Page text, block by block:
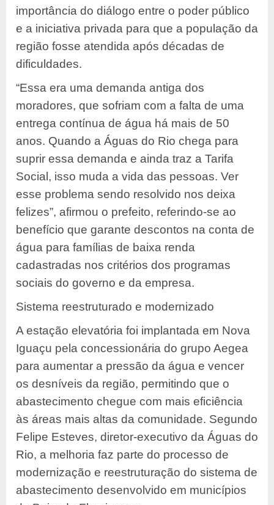
importância do diálogo entre o poder público
e a iniciativa privada para que a população da
região fosse atendida após décadas de
dificuldades.
“Essa era uma demanda antiga dos
moradores, que sofriam com a falta de uma
entrega contínua de água há mais de 50
anos. Quando a Águas do Rio chega para
suprir essa demanda e ainda traz a Tarifa
Social, isso muda a vida das pessoas. Ver
esse problema sendo resolvido nos deixa
felizes”, afirmou o prefeito, referindo-se ao
benefício que garante descontos na conta de
água para famílias de baixa renda
cadastradas nos critérios dos programas
sociais do governo e da empresa.
Sistema reestruturado e modernizado
A estação elevatória foi implantada em Nova
Iguaçu pela concessionária do grupo Aegea
para aumentar a pressão da água e vencer
os desníveis da região, permitindo que o
abastecimento chegue com mais eficiência
às áreas mais altas da comunidade. Segundo
Felipe Esteves, diretor-executivo da Águas do
Rio, a melhoria faz parte do processo de
modernização e reestruturação do sistema de
abastecimento desenvolvido em municípios